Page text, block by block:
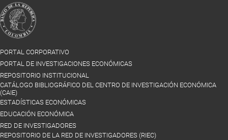
PORTAL CORPORATIVO
PORTAL DE INVESTIGACIONES ECONÓMICAS
REPOSITORIO INSTITUCIONAL
CATÁLOGO BIBLIOGRÁFICO DEL CENTRO DE INVESTIGACIÓN ECONÓMICA
(CAIE)
ESTADÍSTICAS ECONÓMICAS
EDUCACIÓN ECONÓMICA
RED DE INVESTIGADORES
REPOSITORIO DE LA RED DE INVESTIGADORES (RIEC)